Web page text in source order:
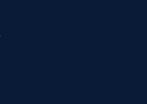
Initial price, Final
more.